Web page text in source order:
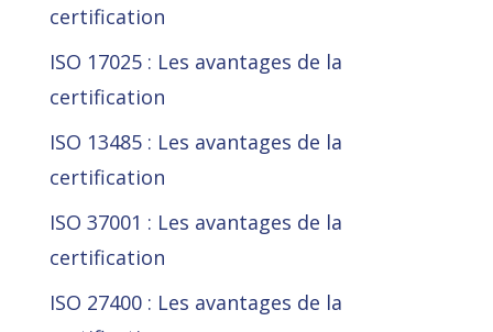
certification
ISO 17025 : Les avantages de la
certification
ISO 13485 : Les avantages de la
certification
ISO 37001 : Les avantages de la
certification
ISO 27400 : Les avantages de la